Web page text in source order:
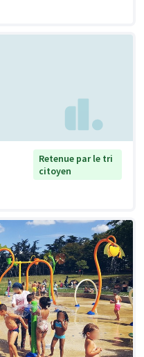
Retenue par le tri
citoyen